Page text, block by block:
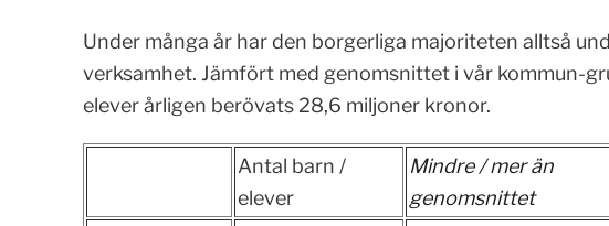
Under många år har den borgerliga majoriteten alltså
verksamhet. Jämfört med genomsnittet i vår kommun-
elever årligen berövats 28,6 miljoner kronor.
Antal barn /
elever
Mindre / mer än
genomsnittet